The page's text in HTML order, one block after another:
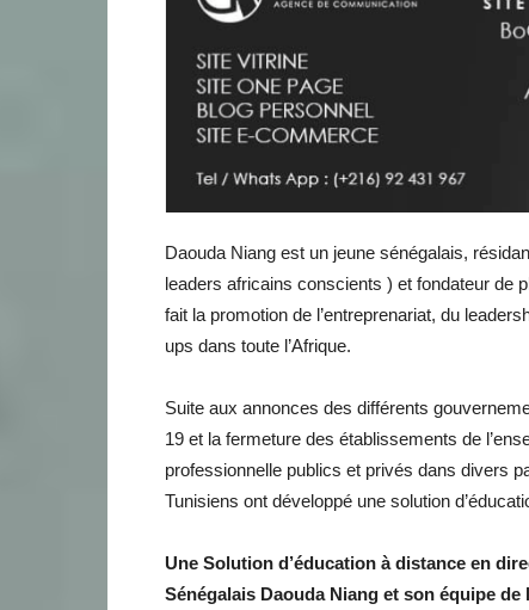
Daouda Niang est un jeune sénégalais,
leaders africains conscients ) et fondateur
fait la promotion de l’entreprenariat, du
ups dans toute l’Afrique.
Suite aux annonces des différents
19 et la fermeture des établissements de
professionnelle publics et privés dans divers
Tunisiens ont développé une solution
Une Solution d’éducation à distance en
Sénégalais Daouda Niang et son équipe